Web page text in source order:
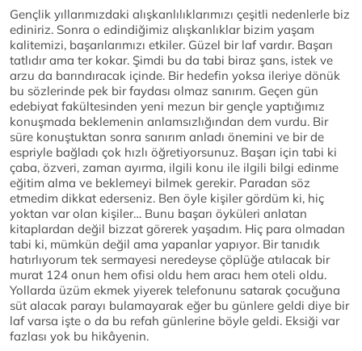
Gençlik yıllarımızdaki alışkanlılıklarımızı çeşitli nedenlerle biz
ediniriz. Sonra o edindiğimiz alışkanlıklar bizim yaşam
kalitemizi, başarılarımızı etkiler. Güzel bir laf vardır. Başarı
tatlıdır ama ter kokar. Şimdi bu da tabi biraz şans, istek ve
arzu da barındıracak içinde. Bir hedefin yoksa ileriye dönük
bu sözlerinde pek bir faydası olmaz sanırım. Geçen gün
edebiyat fakültesinden yeni mezun bir gençle yaptığımız
konuşmada beklemenin anlamsızlığından dem vurdu. Bir
süre konuştuktan sonra sanırım anladı önemini ve bir de
espriyle bağladı çok hızlı öğretiyorsunuz. Başarı için tabi ki
çaba, özveri, zaman ayırma, ilgili konu ile ilgili bilgi edinme
eğitim alma ve beklemeyi bilmek gerekir. Paradan söz
etmedim dikkat ederseniz. Ben öyle kişiler gördüm ki, hiç
yoktan var olan kişiler… Bunu başarı öyküleri anlatan
kitaplardan değil bizzat görerek yaşadım. Hiç para olmadan
tabi ki, mümkün değil ama yapanlar yapıyor. Bir tanıdık
hatırlıyorum tek sermayesi neredeyse çöplüğe atılacak bir
murat 124 onun hem ofisi oldu hem aracı hem oteli oldu.
Yollarda üzüm ekmek yiyerek telefonunu satarak çocuğuna
süt alacak parayı bulamayarak eğer bu günlere geldi diye bir
laf varsa işte o da bu refah günlerine böyle geldi. Eksiği var
fazlası yok bu hikâyenin.